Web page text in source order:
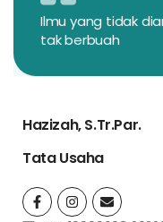
Ilmu yang tidak
tak berbuah
Hazizah, S.Tr.Par.
Tata Usaha